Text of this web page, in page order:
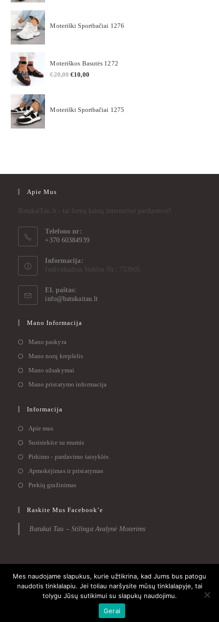
Moteriški Sportbačiai 1276
Moteriškos Basutės 1272
€20,00 €10,00
Moteriški Sportbačiai 1275
Apie Mus
BatukaiTau.lt - tai žemų kainų internetinė parduotuvė!
Telefono nr:
+370 60384939
Informacija:
Individualios Veiklos Nr.: 753905
El. paštas:
info@batukaitau.lt
Mano Informacija
Mano paskyra
Mano norų krepšelis
Mano užsakymai
Mano pristatymo informacija
Informacija
Apie mus
Susisiekite su mumis
Pirkimo - pardavimo taisyklės
Apmokėjimas ir pristatymas
Prekių gražinimas
Raskite Mus Facebook’e
Batukai Tau – Stilinga Avalynė Moterims
Apie mus Susisiekite su mumis
Pirkimo – pardavimo taisyklės
Privatumo politika
2020 © BatukaiTau.lt
Mes naudojame slapukus, kurie užtikrina, kad Jums bus patogu
naudotis tinklalapiu. Jei toliau naršysite mūsų tinklalapyje, tai
tolygu Jūsų sutikimui su slapukų naudojimu.
Gerai